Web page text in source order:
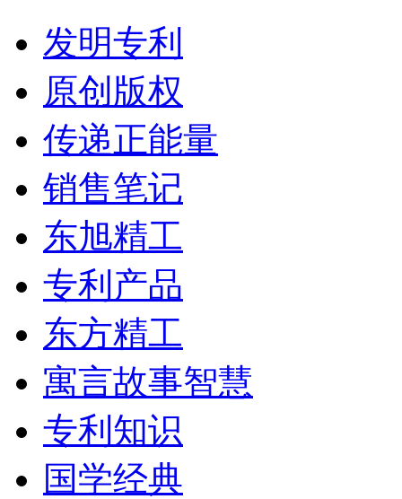
发明专利
原创版权
传递正能量
销售笔记
东旭精工
专利产品
东方精工
寓言故事智慧
专利知识
国学经典